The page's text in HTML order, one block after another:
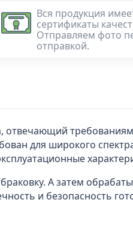
Вся продукция
сертификаты
Отправляем фото
отправкой.
отвечающий
для широкого
А затем
и безопасность